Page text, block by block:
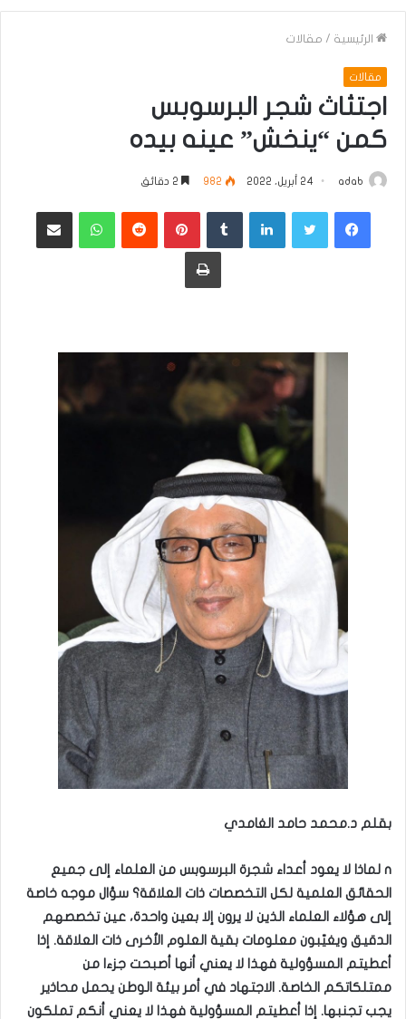
الرئيسية / مقالات
مقالات
اجتثاث شجر البرسوبس
كمن “ينخش” عينه بيده
adab 24 أبريل، 2022 982
فيسبوكتويتر لينكدإن ‏Tumblr بينتيريست
‏Reddit واتساب مشاركة عبر البريد
طباعة
بقلم د.محمد حامد الغامدي
n لماذا لا يعود أعداء شجرة البرسوبس من العلماء إلى جميع
الحقائق العلمية لكل التخصصات ذات العلاقة؟ سؤال موجه خاصة
إلى هؤلاء العلماء الذين لا يرون إلا بعين واحدة، عين تخصصهم
الدقيق ويغيّبون معلومات بقية العلوم الأخرى ذات العلاقة. إذا
أعطيتم المسؤولية فهذا لا يعني أنها أصبحت جزءا من
ممتلكاتكم الخاصة. الاجتهاد في أمر بيئة الوطن يحمل محاذير
يجب تجنبها. إذا أعطيتم المسؤولية فهذا لا يعني أنكم تملكون